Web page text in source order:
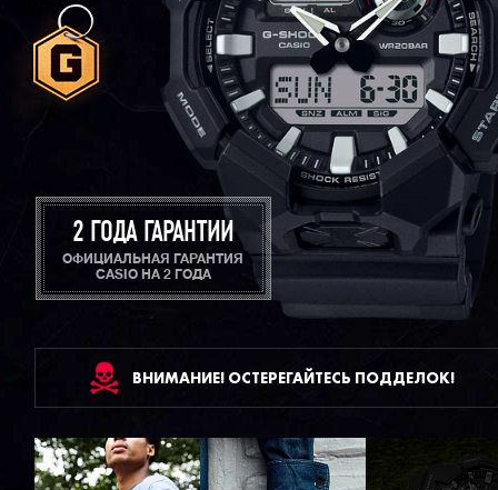
2 ГОДА ГАРАНТИИ
ОФИЦИАЛЬНАЯ ГАРАНТИЯ
CASIO НА 2 ГОДА
ВНИМАНИЕ! ОСТЕРЕГАЙТЕСЬ ПОДДЕЛОК!